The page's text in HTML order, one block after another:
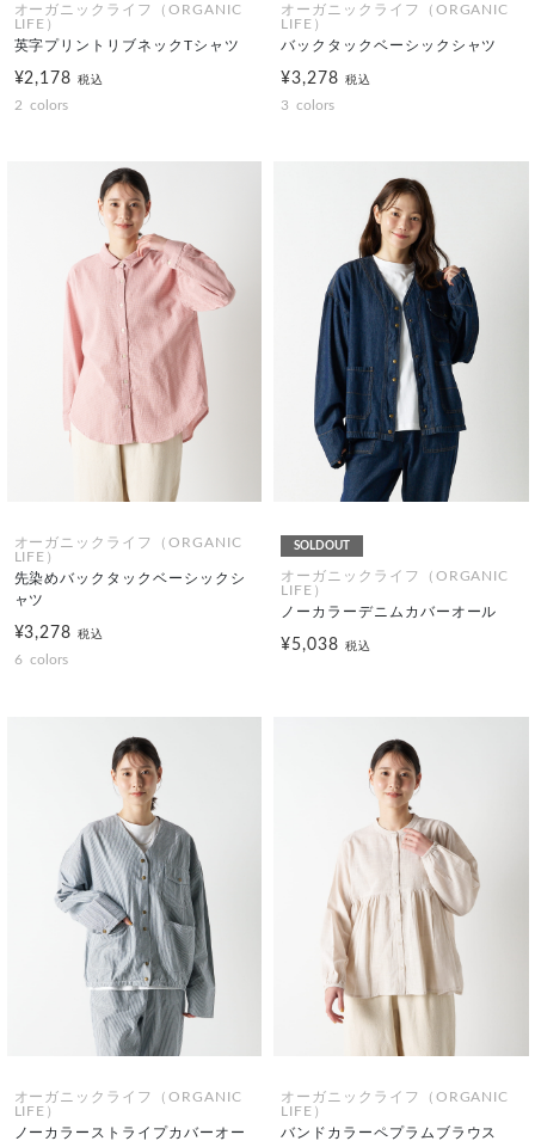
オーガニックライフ（ORGANIC
LIFE）
英字プリントリブネックTシャツ
¥2,178税込
2 colors
オーガニックライフ（ORGANIC
LIFE）
バックタックベーシックシャツ
¥3,278 税込
3 colors
オーガニックライフ（ORGANIC
LIFE）
先染めバックタックベーシックシ
ャツ
¥3,278税込
6 colors
SOLDOUT
オーガニックライフ（ORGANIC
LIFE）
ノーカラーデニムカバーオール
¥5,038 税込
オーガニックライフ（ORGANIC
LIFE）
ノーカラーストライプカバーオー
オーガニックライフ（ORGANIC
LIFE）
バンドカラーペプラムブラウス